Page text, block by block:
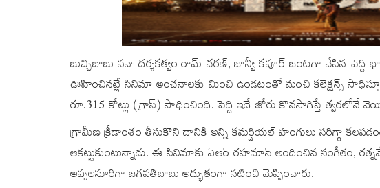
బుచ్చిబాబు సనా దర్శకత్వం రామ్‌ చరణ్‌, జాన్వీ కపూర్‌ జంటగా చేసిన పెద్ది
ఊహించినట్లే సినిమా అంచనాలకు మించి ఉండటంతో మంచి కలెక్షన్స్‌
రూ.315 కోట్లు (గ్రాస్) సాధించింది. పెద్ది ఇదే జోరు కొనసాగిస్తే త్వరలోనే
గ్రామీణ క్రీడాంశం తీసుకొని దానికి అన్ని కమర్షియల్ హంగులు సరిగ్గా
ఆకట్టుకుంటున్నాడు. ఈ సినిమాకు ఏఆర్ రహమాన్ అందించిన సంగీతం,
అప్పలసూరిగా జగపతిబాబు అద్భుతంగా నటించి మెప్పించారు.